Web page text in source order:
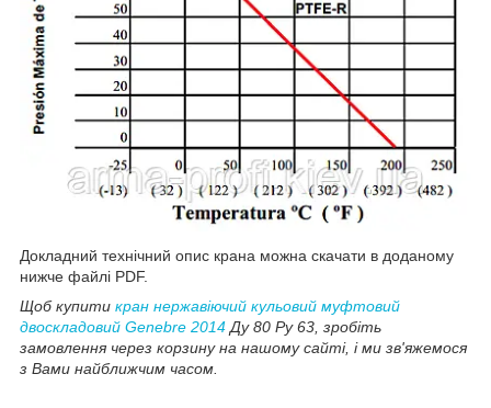
Докладний технічний опис крана можна скачати в доданому
нижче файлі PDF.
Щоб купити кран нержавіючий кульовий муфтовий
двоскладовий Genebre 2014 Ду 80 Ру 63, зробіть
замовлення через корзину на нашому сайті, і ми зв'яжемося
з Вами найближчим часом.